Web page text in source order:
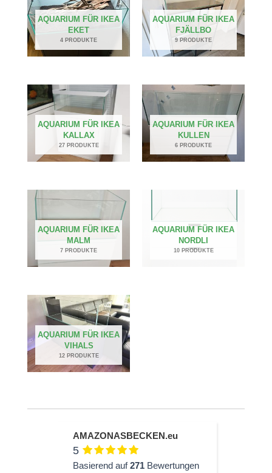
AQUARIUM FÜR IKEA
EKET
4 PRODUKTE
AQUARIUM FÜR IKEA
FJÄLLBO
9 PRODUKTE
AQUARIUM FÜR IKEA
KALLAX
27 PRODUKTE
AQUARIUM FÜR IKEA
KULLEN
6 PRODUKTE
AQUARIUM FÜR IKEA
MALM
7 PRODUKTE
AQUARIUM FÜR IKEA
NORDLI
10 PRODUKTE
AQUARIUM FÜR IKEA
VIHALS
12 PRODUKTE
AMAZONASBECKEN.eu
5
Basierend auf271 Bewertungen